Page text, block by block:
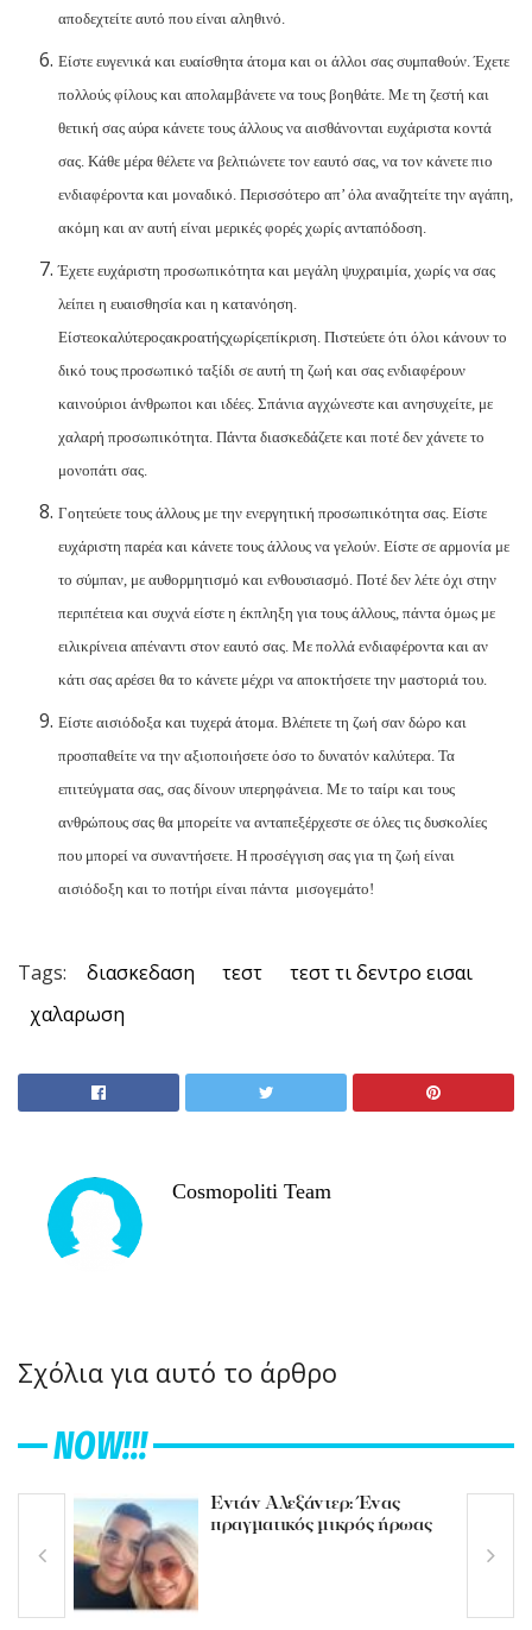
αποδεχτείτε αυτό που είναι αληθινό.
Είστε ευγενικά και ευαίσθητα άτομα και οι άλλοι σας συμπαθούν. Έχετε
πολλούς φίλους και απολαμβάνετε να τους βοηθάτε. Με τη ζεστή και
θετική σας αύρα κάνετε τους άλλους να αισθάνονται ευχάριστα κοντά
σας. Κάθε μέρα θέλετε να βελτιώνετε τον εαυτό σας, να τον κάνετε πιο
ενδιαφέροντα και μοναδικό. Περισσότερο απ’ όλα αναζητείτε την αγάπη,
ακόμη και αν αυτή είναι μερικές φορές χωρίς ανταπόδοση.
Έχετε ευχάριστη προσωπικότητα και μεγάλη ψυχραιμία, χωρίς να σας
λείπει η ευαισθησία και η κατανόηση.
Είστεοκαλύτεροςακροατήςχωρίςεπίκριση .Πιστεύετε ότι όλοι κάνουν το
δικό τους προσωπικό ταξίδι σε αυτή τη ζωή και σας ενδιαφέρουν
καινούριοι άνθρωποι και ιδέες. Σπάνια αγχώνεστε και ανησυχείτε, με
χαλαρή προσωπικότητα. Πάντα διασκεδάζετε και ποτέ δεν χάνετε το
μονοπάτι σας.
Γοητεύετε τους άλλους με την ενεργητική προσωπικότητα σας. Είστε
ευχάριστη παρέα και κάνετε τους άλλους να γελούν. Είστε σε αρμονία με
το σύμπαν, με αυθορμητισμό και ενθουσιασμό. Ποτέ δεν λέτε όχι στην
περιπέτεια και συχνά είστε η έκπληξη για τους άλλους, πάντα όμως με
ειλικρίνεια απέναντι στον εαυτό σας. Με πολλά ενδιαφέροντα και αν
κάτι σας αρέσει θα το κάνετε μέχρι να αποκτήσετε την μαστοριά του.
Είστε αισιόδοξα και τυχερά άτομα. Βλέπετε τη ζωή σαν δώρο και
προσπαθείτε να την αξιοποιήσετε όσο το δυνατόν καλύτερα. Τα
επιτεύγματα σας, σας δίνουν υπερηφάνεια. Με το ταίρι και τους
ανθρώπους σας θα μπορείτε να ανταπεξέρχεστε σε όλες τις δυσκολίες
που μπορεί να συναντήσετε. Η προσέγγιση σας για τη ζωή είναι
αισιόδοξη και το ποτήρι είναι πάντα μισογεμάτο!
Tags: διασκεδαση τεστ
τεστ τι δεντρο εισαι
χαλαρωση
Cosmopoliti Team
Σχόλια για αυτό το άρθρο
NOW!!!
Εντάν Αλεξάντερ: Ένας
πραγματικός μικρός ήρωας